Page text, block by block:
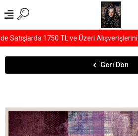
1750 TL ve Üzeri
Geri Dön